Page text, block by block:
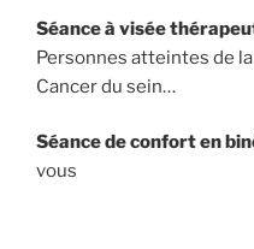
Séance à visée
Personnes atteintes de
Cancer du sein…
Séance de confort en
vous